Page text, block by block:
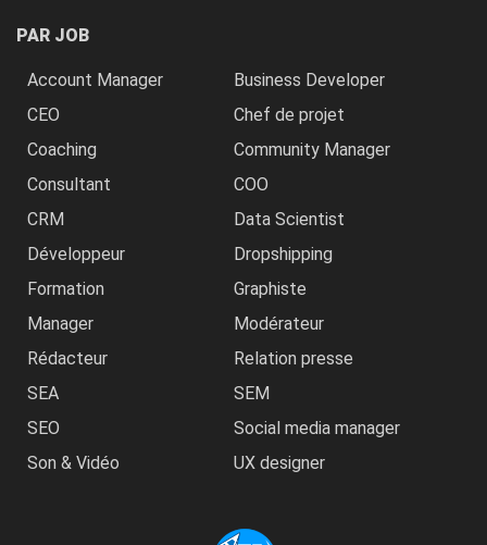
PAR JOB
Account Manager
Business Developer
CEO
Chef de projet
Coaching
Community Manager
Consultant
COO
CRM
Data Scientist
Développeur
Dropshipping
Formation
Graphiste
Manager
Modérateur
Rédacteur
Relation presse
SEA
SEM
SEO
Social media manager
Son & Vidéo
UX designer